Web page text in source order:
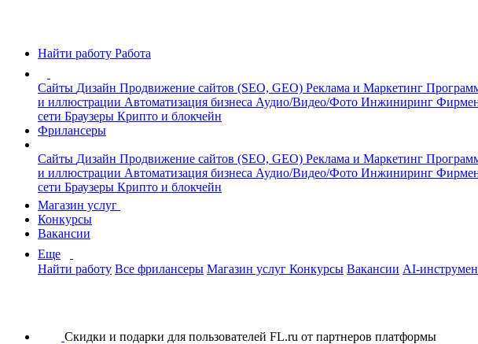
Найти работу Работа
Сайты Дизайн Продвижение сайтов (SEO, GEO) Реклама и Маркетинг
и иллюстрации Автоматизация бизнеса Аудио/Видео/Фото Инжиниринг
сети Браузеры Крипто и блокчейн
Фрилансеры
Сайты Дизайн Продвижение сайтов (SEO, GEO) Реклама и Маркетинг
и иллюстрации Автоматизация бизнеса Аудио/Видео/Фото Инжиниринг
сети Браузеры Крипто и блокчейн
Магазин услуг
Конкурсы
Вакансии
Еще
Найти работу Все фрилансеры Магазин услуг Конкурсы Вакансии AI-
Скидки и подарки для пользователей FL.ru от партнеров платформы